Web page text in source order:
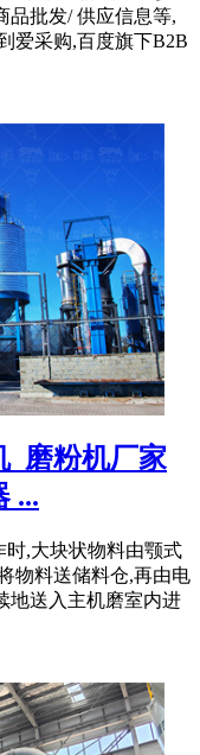
品批发/ 供应信息等,
爱采购,百度旗下B2B
_磨粉机厂家
...
时,大块状物料由颚式
物料送储料仓,再由电
地送入主机磨室内进